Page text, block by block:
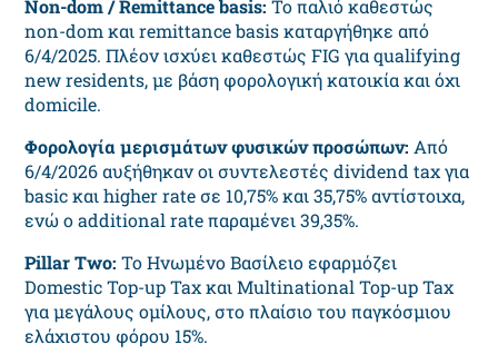
Non-dom / Remittance basis: Το παλιό καθεστώς
non-dom και remittance basis καταργήθηκε από
6/4/2025. Πλέον ισχύει καθεστώς FIG για qualifying
new residents, με βάση φορολογική κατοικία και όχι
domicile.
Φορολογία μερισμάτων φυσικών προσώπων: Από
6/4/2026 αυξήθηκαν οι συντελεστές dividend tax για
basic και higher rate σε 10,75% και 35,75% αντίστοιχα,
ενώ ο additional rate παραμένει 39,35%.
Pillar Two: Το Ηνωμένο Βασίλειο εφαρμόζει
Domestic Top-up Tax και Multinational Top-up Tax
για μεγάλους ομίλους, στο πλαίσιο του παγκόσμιου
ελάχιστου φόρου 15%.